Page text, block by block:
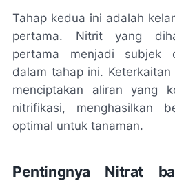
Tahap kedua ini adalah
pertama. Nitrit yang
pertama menjadi subjek
dalam tahap ini.
menciptakan aliran yang
nitrifikasi, menghasilkan
optimal untuk tanaman.
Pentingnya Nitrat